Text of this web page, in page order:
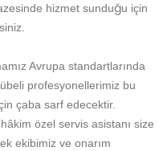
hizmet sunduğu için
Avrupa standartlarında
profesyonellerimiz bu
çaba sarf edecektir.
özel servis asistanı size
ekibimiz ve onarım